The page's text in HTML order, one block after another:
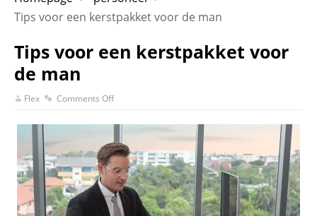
Tips voor een kerstpakket voor de man
Tips voor een kerstpakket voor
de man
Flex Comments Off